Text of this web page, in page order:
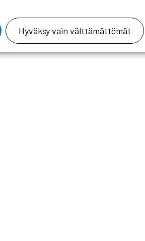
Hyväksy vain välttämättömät